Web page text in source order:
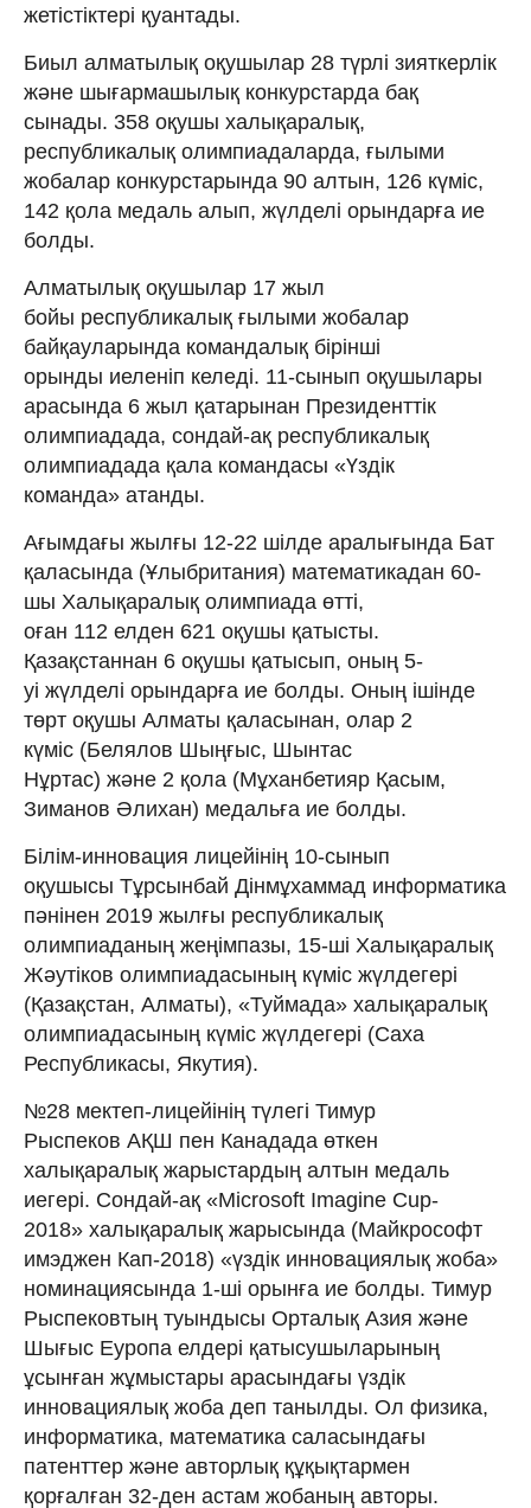
жетістіктері қуантады.
Биыл алматылық оқушылар 28 түрлі зияткерлік
және шығармашылық конкурстарда бақ
сынады. 358 оқушы халықаралық,
республикалық олимпиадаларда, ғылыми
жобалар конкурстарында 90 алтын, 126 күміс,
142 қола медаль алып, жүлделі орындарға ие
болды.
Алматылық оқушылар 17 жыл
бойы республикалық ғылыми жобалар
байқауларында командалық бірінші
орынды иеленіп келеді. 11-сынып оқушылары
арасында 6 жыл қатарынан Президенттік
олимпиадада, сондай-ақ республикалық
олимпиадада қала командасы «Үздік
команда» атанды.
Ағымдағы жылғы 12-22 шілде аралығында Бат
қаласында (Ұлыбритания) математикадан 60-
шы Халықаралық олимпиада өтті,
оған 112 елден 621 оқушы қатысты.
Қазақстаннан 6 оқушы қатысып, оның 5-
уі жүлделі орындарға ие болды. Оның ішінде
төрт оқушы Алматы қаласынан, олар 2
күміс (Белялов Шыңғыс, Шынтас
Нұртас) және 2 қола (Мұханбетияр Қасым,
Зиманов Әлихан) медальға ие болды.
Білім-инновация лицейінің 10-сынып
оқушысы Тұрсынбай Дінмұхаммад информатика
пәнінен 2019 жылғы республикалық
олимпиаданың жеңімпазы, 15-ші Халықаралық
Жәутіков олимпиадасының күміс жүлдегері
(Қазақстан, Алматы), «Туймада» халықаралық
олимпиадасының күміс жүлдегері (Саха
Республикасы, Якутия).
№28 мектеп-лицейінің түлегі Тимур
Рыспеков АҚШ пен Канадада өткен
халықаралық жарыстардың алтын медаль
иегері. Сондай-ақ «Mіcrosoft Іmagіne Cup-
2018» халықаралық жарысында (Майкрософт
имэджен Кап-2018) «үздік инновациялық жоба»
номинациясында 1-ші орынға ие болды. Тимур
Рыспековтың туындысы Орталық Азия және
Шығыс Еуропа елдері қатысушыларының
ұсынған жұмыстары арасындағы үздік
инновациялық жоба деп танылды. Ол физика,
информатика, математика саласындағы
патенттер және авторлық құқықтармен
қорғалған 32-ден астам жобаның авторы.